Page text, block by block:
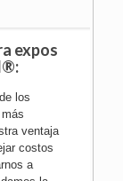
expos
los
ventaja
costos
a